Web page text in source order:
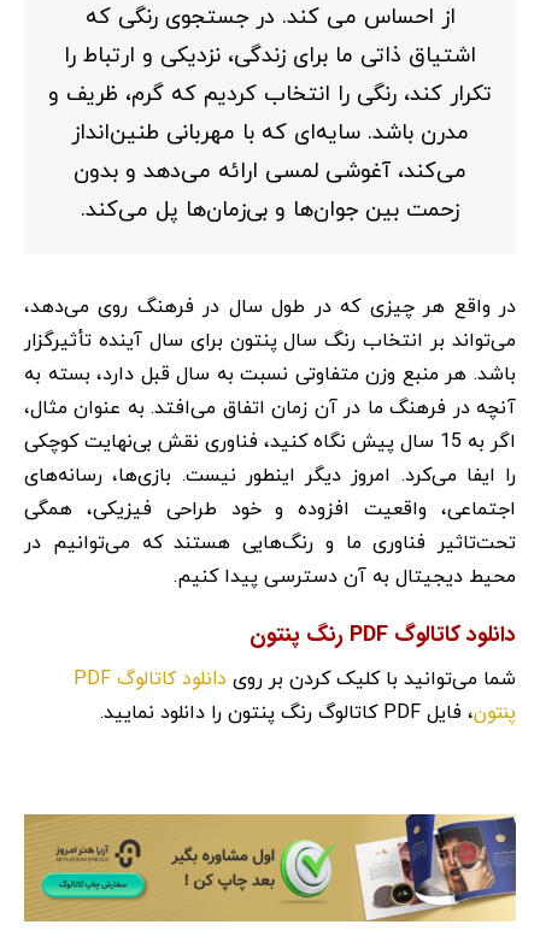
از احساس می کند. در جستجوی رنگی که
اشتیاق ذاتی ما برای زندگی، نزدیکی و ارتباط را
تکرار کند، رنگی را انتخاب کردیم که گرم، ظریف و
مدرن باشد. سایه‌ای که با مهربانی طنین‌انداز
می‌کند، آغوشی لمسی ارائه می‌دهد و بدون
زحمت بین جوان‌ها و بی‌زمان‌ها پل می‌کند.
در واقع هر چیزی که در طول سال در فرهنگ روی می‌دهد،
می‌تواند بر انتخاب رنگ سال پنتون برای سال آینده تأثیرگزار
باشد. هر منبع وزن متفاوتی نسبت به سال قبل دارد، بسته به
آنچه در فرهنگ ما در آن زمان اتفاق می‌افتد. به عنوان مثال،
اگر به 15 سال پیش نگاه کنید، فناوری نقش بی‌نهایت کوچکی
را ایفا می‌کرد. امروز دیگر اینطور نیست. بازی‌ها، رسانه‌های
اجتماعی، واقعیت افزوده و خود طراحی فیزیکی، همگی
تحت‌تاثیر فناوری ما و رنگ‌هایی هستند که می‌توانیم در
محیط دیجیتال به آن دسترسی پیدا کنیم.
دانلود کاتالوگ PDF رنگ پنتون
شما می‌توانید با کلیک کردن بر روی
دانلود کاتالوگ PDF
پنتون، فایل PDF کاتالوگ رنگ پنتون را دانلود نمایید.